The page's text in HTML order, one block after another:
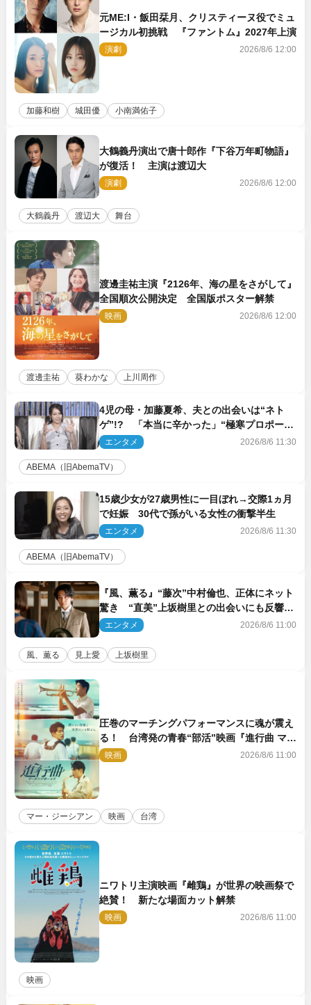
元ME:I・飯田栞月、クリスティーヌ役でミュ
ージカル初挑戦 『ファントム』2027年上演
演劇 2026/8/6 12:00
加藤和樹 城田優 小南満佑子
大鶴義丹演出で唐十郎作『下谷万年町物語』
が復活！ 主演は渡辺大
演劇 2026/8/6 12:00
大鶴義丹 渡辺大 舞台
渡邊圭祐主演『2126年、海の星をさがして』
全国順次公開決定 全国版ポスター解禁
映画 2026/8/6 12:00
渡邊圭祐 葵わかな 上川周作
4児の母・加藤夏希、夫との出会いは“ネト
ゲ”!? 「本当に辛かった」“極寒プロポー
ズ”も告白
エンタメ 2026/8/6 11:30
ABEMA（旧AbemaTV）
15歳少女が27歳男性に一目ぼれ→交際1ヵ月
で妊娠 30代で孫がいる女性の衝撃半生
エンタメ 2026/8/6 11:30
ABEMA（旧AbemaTV）
『風、薫る』“藤次”中村倫也、正体にネット
驚き “直美”上坂樹里との出会いにも反響
「力になってくれそう」「仲良くしなよ！」
エンタメ 2026/8/6 11:00
風、薫る 見上愛 上坂樹里
圧巻のマーチングパフォーマンスに魂が震え
る！ 台湾発の青春“部活”映画『進行曲 マー
チングボーイズ』予告解禁
映画 2026/8/6 11:00
マー・ジーシアン 映画 台湾
ニワトリ主演映画『雌鶏』が世界の映画祭で
絶賛！ 新たな場面カット解禁
映画 2026/8/6 11:00
映画